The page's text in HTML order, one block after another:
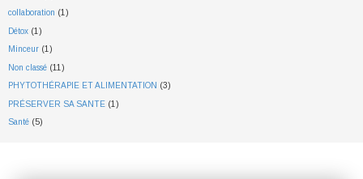
collaboration (1)
Détox (1)
Minceur (1)
Non classé (11)
PHYTOTHÉRAPIE ET ALIMENTATION (3)
PRÉSERVER SA SANTE (1)
Santé (5)